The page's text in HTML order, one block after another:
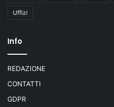
Uffizi
Info
REDAZIONE
CONTATTI
GDPR